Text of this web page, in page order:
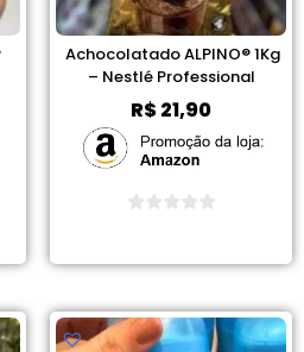
Achocolatado ALPINO® 1Kg
– Nestlé Professional
R$21,90